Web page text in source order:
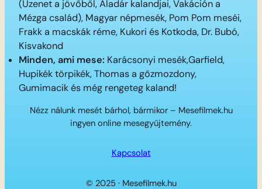
(Üzenet a jövőből, Aladár kalandjai, Vakáción a
Mézga család), Magyar népmesék, Pom Pom meséi,
Frakk a macskák réme, Kukori és Kotkoda, Dr. Bubó,
Kisvakond
Minden, ami mese: Karácsonyi mesék,Garfield,
Hupikék törpikék, Thomas a gőzmozdony,
Gumimacik és még rengeteg kaland!
Nézz nálunk mesét bárhol, bármikor – Mesefilmek.hu
ingyen online mesegyűjtemény.
Kapcsolat
© 2025 · Mesefilmek.hu